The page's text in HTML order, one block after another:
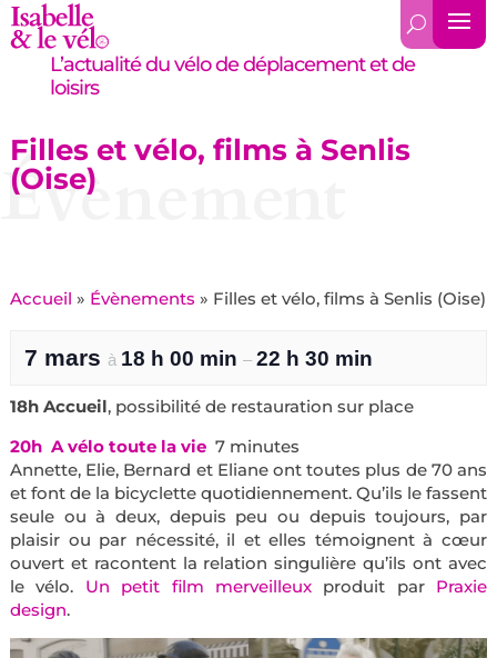
L’actualité du vélo de déplacement et de
loisirs
Filles et vélo, films à Senlis
(Oise)
Évènement
Accueil » Évènements » Filles et vélo, films à Senlis (Oise)
7 mars à 18 h 00 min – 22 h 30 min
18h Accueil, possibilité de restauration sur place
20h A vélo toute la vie 7 minutes
Annette, Elie, Bernard et Eliane ont toutes plus de 70 ans
et font de la bicyclette quotidiennement. Qu’ils le fassent
seule ou à deux, depuis peu ou depuis toujours, par
plaisir ou par nécessité, il et elles témoignent à cœur
ouvert et racontent la relation singulière qu’ils ont avec
le vélo. Un petit film merveilleuxproduit par Praxie
design.